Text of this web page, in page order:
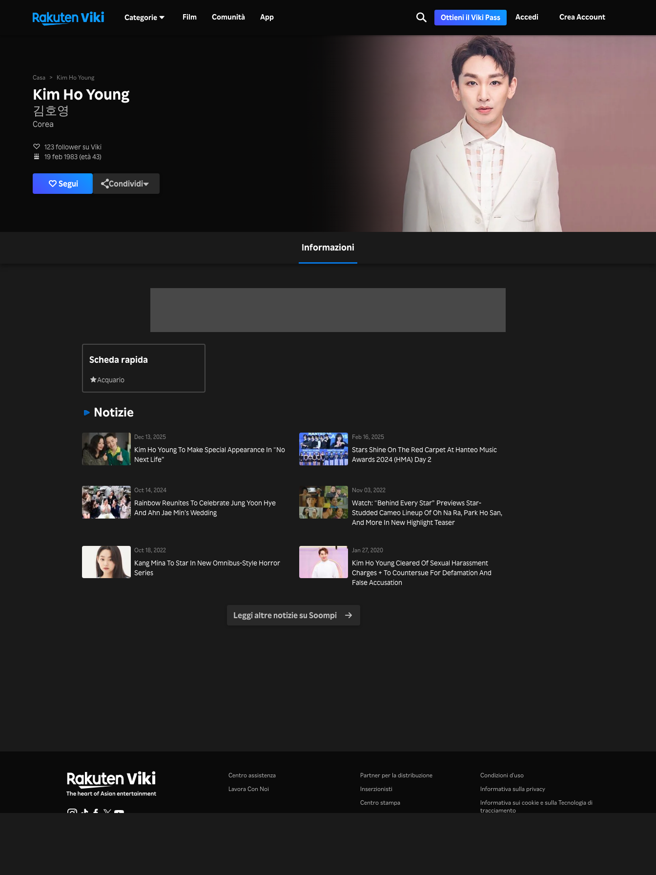
Categorie Film Comunità App Ottieni il Viki Pass Accedi Crea Account
Casa > Kim Ho Young
Kim Ho Young
김호영
Corea
123 follower su Viki
19 feb 1983 (età 43)
Segui Condividi
Informazioni
Scheda rapida
Acquario
Notizie
Dec 13, 2025
Kim Ho Young To Make Special Appearance In “No
Next Life”
Feb 16, 2025
Stars Shine On The Red Carpet At Hanteo Music
Awards 2024 (HMA) Day 2
Oct 14, 2024
Rainbow Reunites To Celebrate Jung Yoon Hye
And Ahn Jae Min’s Wedding
Nov 03, 2022
Watch: “Behind Every Star” Previews Star-
Studded Cameo Lineup Of Oh Na Ra, Park Ho San,
And More In New Highlight Teaser
Oct 18, 2022
Kang Mina To Star In New Omnibus-Style Horror
Series
Jan 27, 2020
Kim Ho Young Cleared Of Sexual Harassment
Charges + To Countersue For Defamation And
False Accusation
Leggi altre notizie su Soompi
Centro assistenza
Lavora Con Noi
Partner per la distribuzione
Inserzionisti
Centro stampa
Condizioni d'uso
Informativa sulla privacy
Informativa sui cookie e sulla Tecnologia di
tracciamento